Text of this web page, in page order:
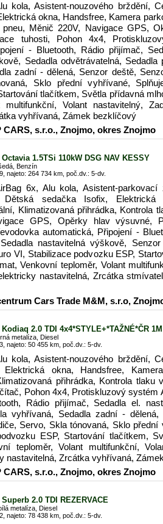
kola, Asistent-nouzového brždění,
okna, Handsfree, Kamera
Měnič 220V, Navigace GPS,
tuhosti, Pohon 4x4,
- Bluetooth, Rádio přijímač,
Sedadla odvětrávatelná, Sedadla
zadní - dělená, Senzor deště,
Sklo přední vyhřívané,
tlačítkem, Světla přídavná
multifunkční, Volant nastavitelný,
vyhřívaná, Zámek bezklíčový
CARS, s.r.o., Znojmo, okres Znojmo
1.5TSi 110kW DSG NAV KESSY
Benzín
najeto: 264 734 km, poč.dv.: 5-dv.
6x, Alu kola, Asistent-
sedačka Isofix, Elektrická
Klimatizovaná přihrádka, Kontrola
GPS, Opěrky hlav výsuvné,
automatická, Připojení -
nastavitelná výškově,
VI, Stabilizace podvozku ESP,
Venkovní teploměr, Volant
nastavitelná, Zrcátka
Cars Trade M&M, s.r.o,
2.0 TDI 4x4*STYLE+*TAŽNÉ*ČR 1M
metalíza, Diesel
najeto: 50 455 km, poč.dv.: 5-dv.
kola, Asistent-nouzového brždění,
okna, Handsfree,
přihrádka, Kontrola tlaku
Pohon 4x4, Protiskluzový systém
Rádio přijímač, Sedadla el.
vyhřívaná, Sedadla zadní -
Servo, Skla tónovaná, Sklo
ESP, Startování tlačítkem,
teploměr, Volant multifunkční,
nastavitelná, Zrcátka vyhřívaná,
CARS, s.r.o., Znojmo, okres Znojmo
2.0 TDI REZERVACE
metalíza, Diesel
najeto: 78 438 km, poč.dv.: 5-dv.